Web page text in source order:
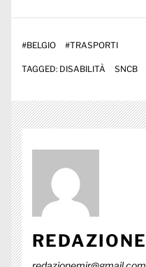
#BELGIO #TRASPORTI
TAGGED: DISABILITÀ SNCB
REDAZIONE